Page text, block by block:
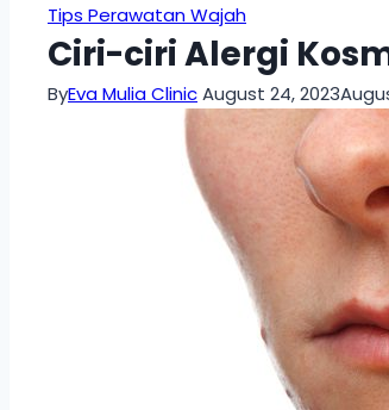
Tips Perawatan Wajah
Ciri-ciri Alergi
ByEva Mulia ClinicAugust 24, 2023